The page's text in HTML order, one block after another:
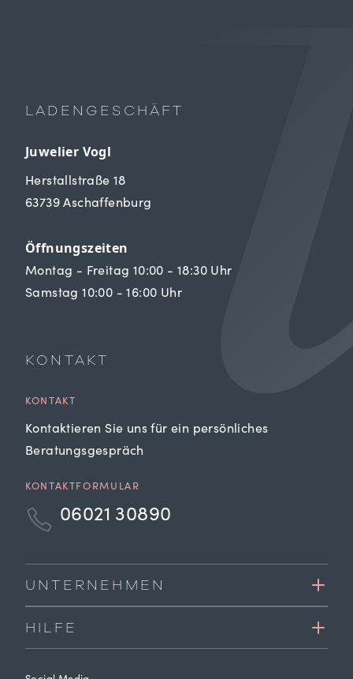
LADENGESCHÄFT
Juwelier Vogl
Herstallstraße 18
63739 Aschaffenburg
Öffnungszeiten
Montag - Freitag 10:00 - 18:30 Uhr
Samstag 10:00 - 16:00 Uhr
KONTAKT
KONTAKT
Kontaktieren Sie uns für ein persönliches
Beratungsgespräch
KONTAKTFORMULAR
06021 30890
UNTERNEHMEN
HILFE